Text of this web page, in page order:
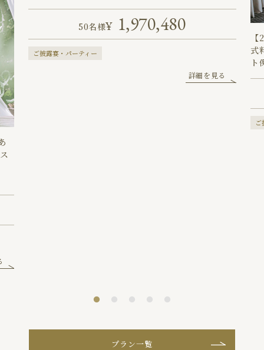
50名様 1,970,480
ご披露宴・パーティー
詳細を見る
式
ト
プラン一覧